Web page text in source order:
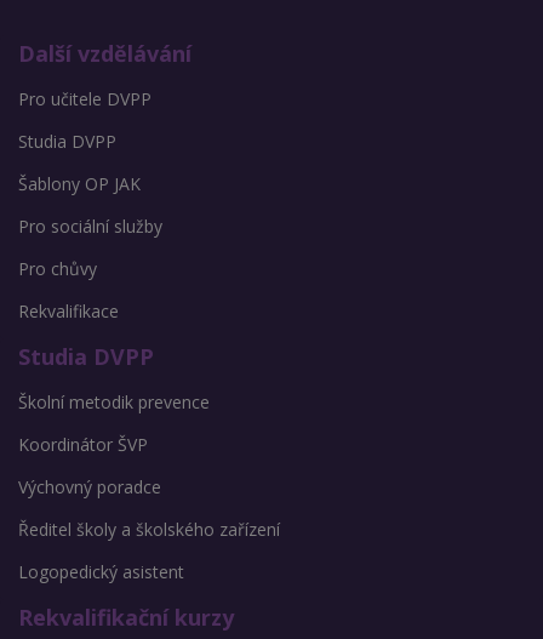
Další vzdělávání
Pro učitele DVPP
Studia DVPP
Šablony OP JAK
Pro sociální služby
Pro chůvy
Rekvalifikace
Studia DVPP
Školní metodik prevence
Koordinátor ŠVP
Výchovný poradce
Ředitel školy a školského zařízení
Logopedický asistent
Rekvalifikační kurzy